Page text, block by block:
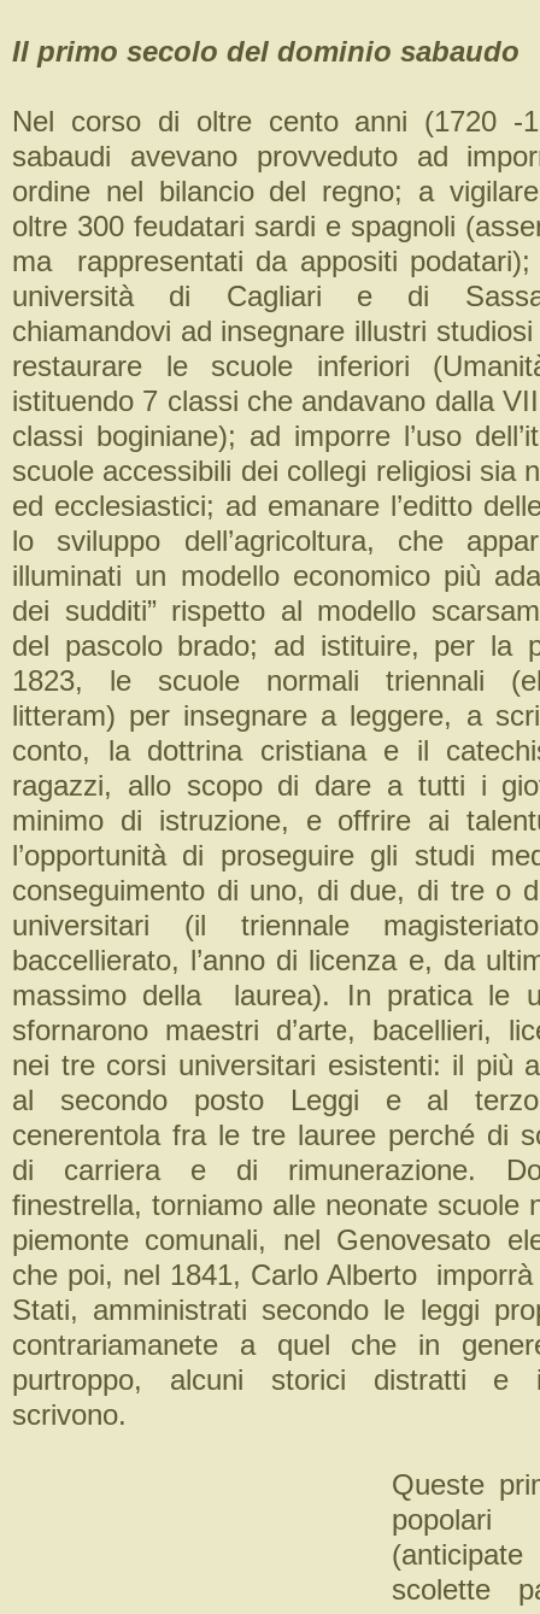
Il primo secolo del dominio sabaudo
Nel corso di oltre cento anni (1720 -
sabaudi avevano provveduto ad
ordine nel bilancio del regno; a
oltre 300 feudatari sardi e spagnoli
ma rappresentati da appositi
università di Cagliari e di
chiamandovi ad insegnare illustri
restaurare le scuole inferiori
istituendo 7 classi che andavano dalla
classi boginiane); ad imporre l’uso
scuole accessibili dei collegi religiosi sia
ed ecclesiastici; ad emanare l’editto
lo sviluppo dell’agricoltura, che
illuminati un modello economico più
dei sudditi” rispetto al modello
del pascolo brado; ad istituire, per la
1823, le scuole normali triennali
litteram) per insegnare a leggere, a
conto, la dottrina cristiana e il
ragazzi, allo scopo di dare a tutti i
minimo di istruzione, e offrire ai
l’opportunità di proseguire gli studi
conseguimento di uno, di due, di tre o
universitari (il triennale
baccellierato, l’anno di licenza e, da
massimo della laurea). In pratica le
sfornarono maestri d’arte, bacellieri,
nei tre corsi universitari esistenti: il più
al secondo posto Leggi e al
cenerentola fra le tre lauree perché di
di carriera e di rimunerazione.
finestrella, torniamo alle neonate scuole
piemonte comunali, nel Genovesato
che poi, nel 1841, Carlo Alberto
Stati, amministrati secondo le leggi
contrariamanete a quel che in
purtroppo, alcuni storici distratti e
scrivono.
Queste
scolette